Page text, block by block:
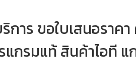
การ ขอใบเสนอราค
แกรมแท้ สินค้าไอที